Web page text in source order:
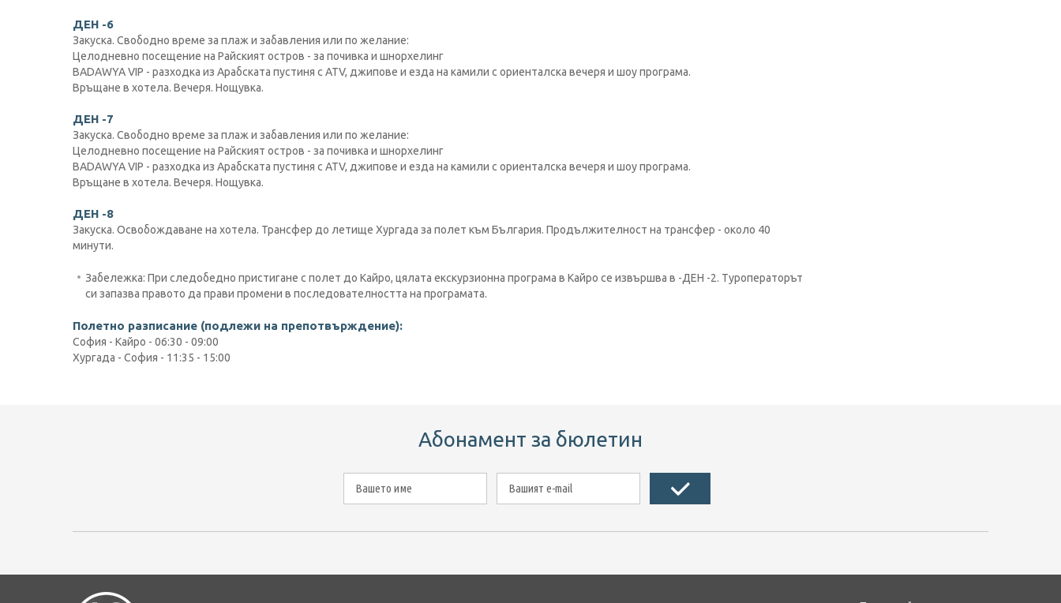
ДЕН -6
Закуска. Свободно време за плаж и забавления или по желание:
Целодневно посещение на Райският остров - за почивка и шнорхелинг
BADAWYA VIP - разходка из Арабската пустиня с ATV, джипове и езда на камили с ориенталска вечеря и шоу програма.
Връщане в хотела. Вечеря. Нощувка.
ДЕН -7
Закуска. Свободно време за плаж и забавления или по желание:
Целодневно посещение на Райският остров - за почивка и шнорхелинг
BADAWYA VIP - разходка из Арабската пустиня с ATV, джипове и езда на камили с ориенталска вечеря и шоу програма.
Връщане в хотела. Вечеря. Нощувка.
ДЕН -8
Закуска. Освобождаване на хотела. Трансфер до летище Хургада за полет към България. Продължителност на трансфер - около 40
минути.
Забележка: При следобедно пристигане с полет до Кайро, цялата екскурзионна програма в Кайро се извършва в -ДЕН -2. Туроператорът
си запазва правото да прави промени в последователността на програмата.
Полетно разписание (подлежи на препотвърждение):
София - Кайро - 06:30 - 09:00
Хургада - София - 11:35 - 15:00
Абонамент за бюлетин